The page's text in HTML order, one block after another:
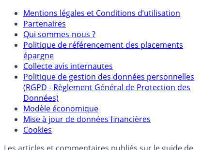
Mentions légales et Conditions d’utilisation
Partenaires
Qui sommes-nous ?
Politique de référencement des placements
épargne
Collecte avis internautes
Politique de gestion des données personnelles
(RGPD - Règlement Général de Protection des
Données)
Modèle économique
Mise à jour de données financières
Cookies